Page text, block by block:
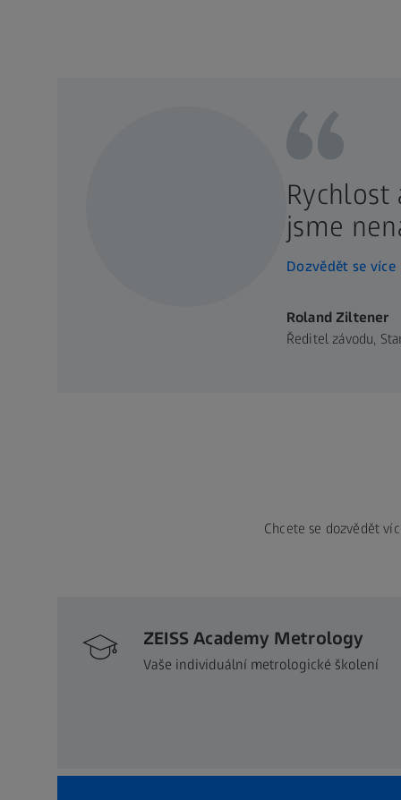
jsme
Dozvědět se více
Roland Ziltener
Ředitel závodu,
Chcete se dozvědět
ZEISS Academy Metrology
Vaše individuální metrologické školení